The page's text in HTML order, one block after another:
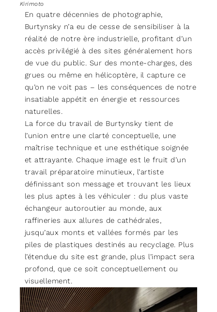
Kirimoto
En quatre décennies de photographie,
Burtynsky n’a eu de cesse de sensibiliser à la
réalité de notre ère industrielle, profitant d’un
accès privilégié à des sites généralement hors
de vue du public. Sur des monte-charges, des
grues ou même en hélicoptère, il capture ce
qu’on ne voit pas – les conséquences de notre
insatiable appétit en énergie et ressources
naturelles.
La force du travail de Burtynsky tient de
l’union entre une clarté conceptuelle, une
maîtrise technique et une esthétique soignée
et attrayante. Chaque image est le fruit d’un
travail préparatoire minutieux, l’artiste
définissant son message et trouvant les lieux
les plus aptes à les véhiculer : du plus vaste
échangeur autoroutier au monde, aux
raffineries aux allures de cathédrales,
jusqu’aux monts et vallées formés par les
piles de plastiques destinés au recyclage. Plus
l’étendue du site est grande, plus l’impact sera
profond, que ce soit conceptuellement ou
visuellement.